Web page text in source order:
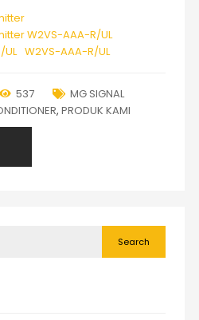
W2VS-AAA-R/UL
UL W2VS-AAA-R/UL
537
MG SIGNAL
, PRODUK KAMI
Search